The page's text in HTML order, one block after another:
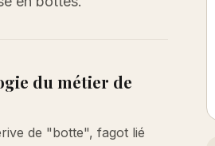
du métier de
de "botte", fagot lié